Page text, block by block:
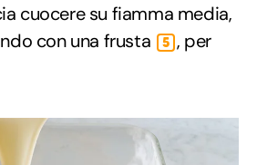
cuocere su fiamma media,
con una frusta
5 , per